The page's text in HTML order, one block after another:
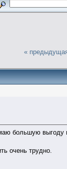
«
большую
очень трудно.